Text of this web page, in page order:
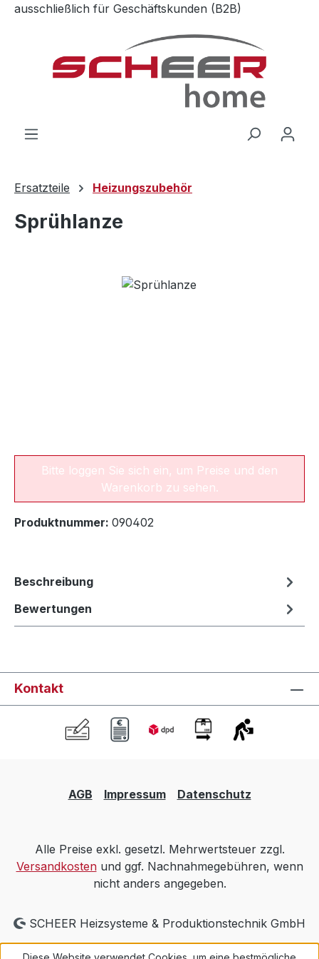
Zum Hauptinhalt springen
ausschließlich für Geschäftskunden (B2B)
Ersatzteile Heizungszubehör
Sprühlanze
Bildergalerie überspringen
Bitte loggen Sie sich ein, um Preise und den
Warenkorb zu sehen.
Produktnummer: 090402
Beschreibung
Bewertungen
Kontakt
AGB Impressum Datenschutz
Alle Preise exkl. gesetzl. Mehrwertsteuer zzgl.
Versandkostenund ggf. Nachnahmegebühren, wenn
nicht anders angegeben.
SCHEER Heizsysteme & Produktionstechnik GmbH